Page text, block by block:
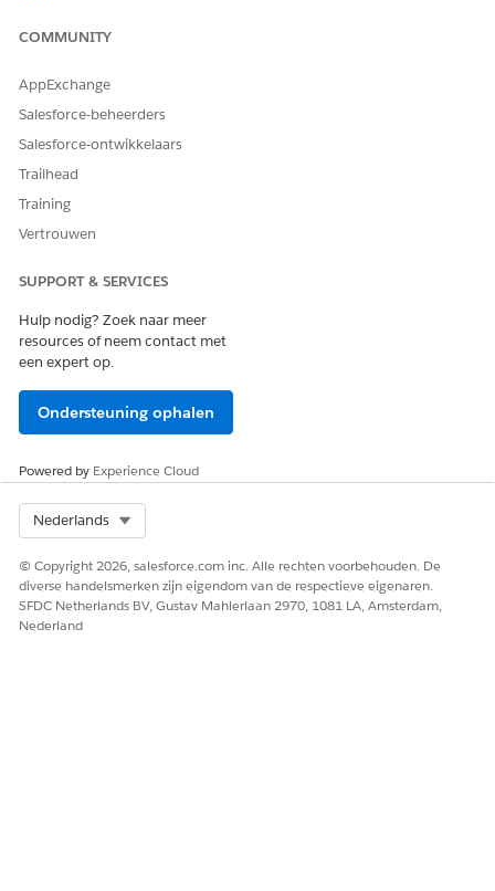
COMMUNITY
AppExchange
Salesforce-beheerders
Salesforce-ontwikkelaars
Trailhead
Training
Vertrouwen
SUPPORT & SERVICES
Hulp nodig? Zoek naar meer
resources of neem contact met
een expert op.
Ondersteuning ophalen
Powered by Experience Cloud
Nederlands
© Copyright 2026, salesforce.com inc. Alle rechten voorbehouden. De
diverse handelsmerken zijn eigendom van de respectieve eigenaren.
SFDC Netherlands BV, Gustav Mahlerlaan 2970, 1081 LA, Amsterdam,
Nederland